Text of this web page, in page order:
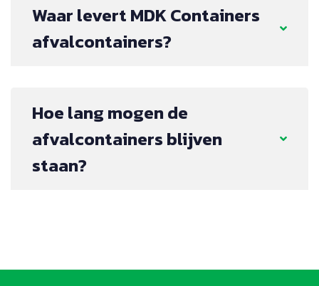
Waar levert MDK Containers
afvalcontainers?
Hoe lang mogen de
afvalcontainers blijven
staan?